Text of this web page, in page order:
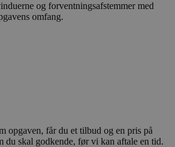
og forventningsafstemmer med
omfang.
opgaven, får du et tilbud og en pris på
du skal godkende, før vi kan aftale en tid.